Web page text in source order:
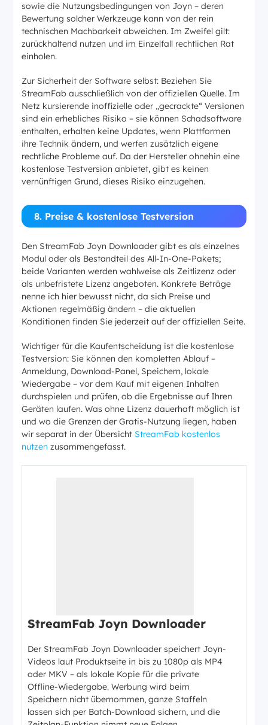
sowie die Nutzungsbedingungen von Joyn – deren
Bewertung solcher Werkzeuge kann von der rein
technischen Machbarkeit abweichen. Im Zweifel gilt:
zurückhaltend nutzen und im Einzelfall rechtlichen Rat
einholen.
Zur Sicherheit der Software selbst: Beziehen Sie
StreamFab ausschließlich von der offiziellen Quelle. Im
Netz kursierende inoffizielle oder „gecrackte“ Versionen
sind ein erhebliches Risiko – sie können Schadsoftware
enthalten, erhalten keine Updates, wenn Plattformen
ihre Technik ändern, und werfen zusätzlich eigene
rechtliche Probleme auf. Da der Hersteller ohnehin eine
kostenlose Testversion anbietet, gibt es keinen
vernünftigen Grund, dieses Risiko einzugehen.
8. Preise & kostenlose Testversion
Den StreamFab Joyn Downloader gibt es als einzelnes
Modul oder als Bestandteil des All-In-One-Pakets;
beide Varianten werden wahlweise als Zeitlizenz oder
als unbefristete Lizenz angeboten. Konkrete Beträge
nenne ich hier bewusst nicht, da sich Preise und
Aktionen regelmäßig ändern – die aktuellen
Konditionen finden Sie jederzeit auf der offiziellen Seite.
Wichtiger für die Kaufentscheidung ist die kostenlose
Testversion: Sie können den kompletten Ablauf –
Anmeldung, Download-Panel, Speichern, lokale
Wiedergabe – vor dem Kauf mit eigenen Inhalten
durchspielen und prüfen, ob die Ergebnisse auf Ihren
Geräten laufen. Was ohne Lizenz dauerhaft möglich ist
und wo die Grenzen der Gratis-Nutzung liegen, haben
wir separat in der Übersicht StreamFab kostenlos
nutzen zusammengefasst.
StreamFab Joyn Downloader
Der StreamFab Joyn Downloader speichert Joyn-
Videos laut Produktseite in bis zu 1080p als MP4
oder MKV – als lokale Kopie für die private
Offline-Wiedergabe. Werbung wird beim
Speichern nicht übernommen, ganze Staffeln
lassen sich per Batch-Download sichern, und die